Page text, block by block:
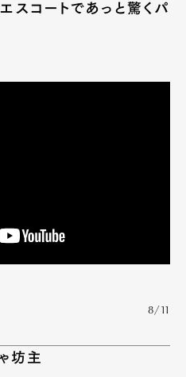
スコートであっと驚くパ
8/11
坊主